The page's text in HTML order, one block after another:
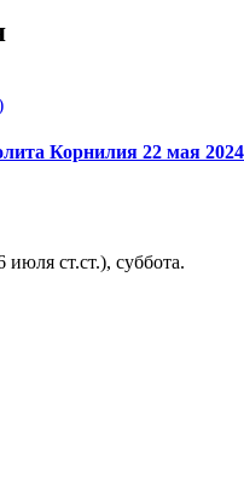
Корнилия 22 мая 2024
июля ст.ст.), суббота.